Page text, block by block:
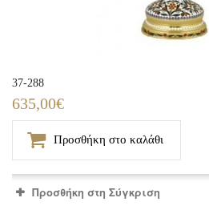
37-288
635,00€
Προσθήκη στο καλάθι
Προσθήκη στη Σύγκριση